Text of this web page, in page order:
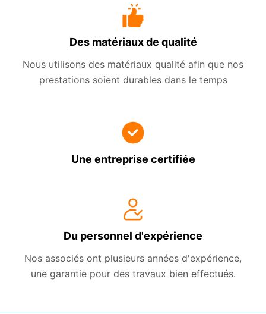
Des matériaux de qualité
Nous utilisons des matériaux qualité afin que nos
prestations soient durables dans le temps
Une entreprise certifiée
Du personnel d'expérience
Nos associés ont plusieurs années d'expérience,
une garantie pour des travaux bien effectués.